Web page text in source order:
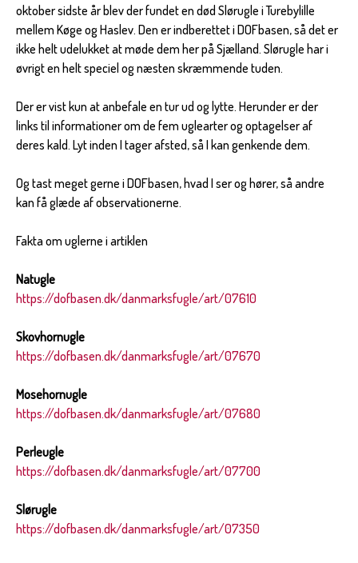
oktober sidste år blev der fundet en død Slørugle i Turebylille
mellem Køge og Haslev. Den er indberettet i DOFbasen, så det er
ikke helt udelukket at møde dem her på Sjælland. Slørugle har i
øvrigt en helt speciel og næsten skræmmende tuden.
Der er vist kun at anbefale en tur ud og lytte. Herunder er der
links til informationer om de fem uglearter og optagelser af
deres kald. Lyt inden I tager afsted, så I kan genkende dem.
Og tast meget gerne i DOFbasen, hvad I ser og hører, så andre
kan få glæde af observationerne.
Fakta om uglerne i artiklen
Natugle
https://dofbasen.dk/danmarksfugle/art/07610
Skovhornugle
https://dofbasen.dk/danmarksfugle/art/07670
Mosehornugle
https://dofbasen.dk/danmarksfugle/art/07680
Perleugle
https://dofbasen.dk/danmarksfugle/art/07700
Slørugle
https://dofbasen.dk/danmarksfugle/art/07350